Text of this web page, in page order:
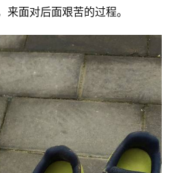
面对后面艰苦的过程。